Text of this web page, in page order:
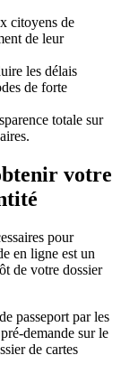
citoyens de
de leur
les délais
de forte
totale sur
votre
pour
en ligne est un
de votre dossier
passeport par les
demande sur le
de cartes